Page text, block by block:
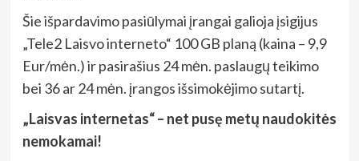
Šie išpardavimo pasiūlymai įrangai galioja įsigijus
„Tele2 Laisvo interneto“ 100 GB planą (kaina – 9,9
Eur/mėn.) ir pasirašius 24 mėn. paslaugų teikimo
bei 36 ar 24 mėn. įrangos išsimokėjimo sutartį.
„Laisvas internetas“ – net pusę metų naudokitės
nemokamai!